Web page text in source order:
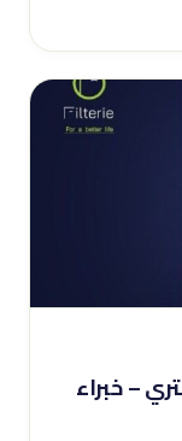
– خبراء